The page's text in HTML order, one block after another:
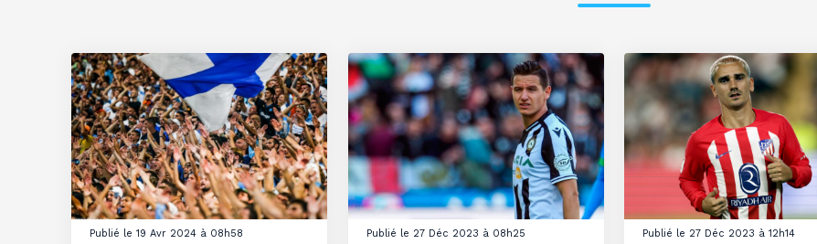
Publié le 19 Avr 2024 à 08h58 Publié le 27 Déc 2023 à 08h25 Publié le 27 Déc 2023 à 12h14